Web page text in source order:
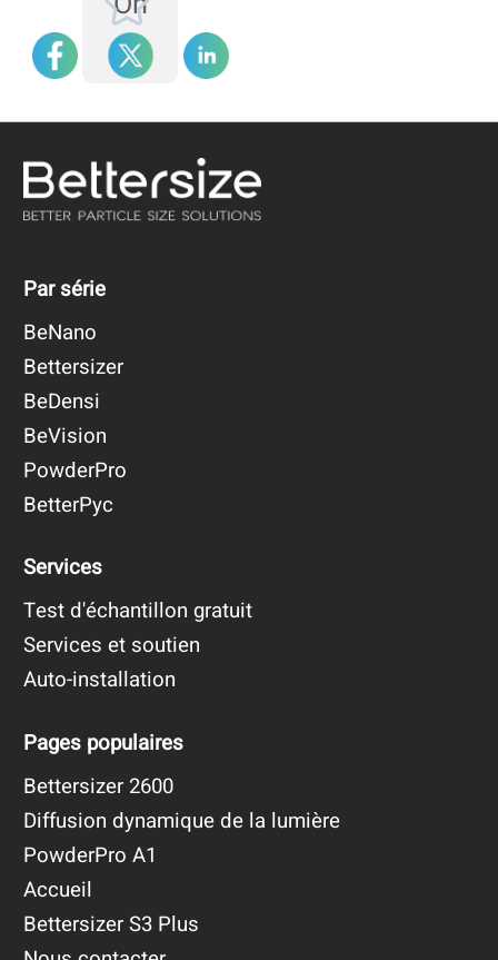
Par série
BeNano
Bettersizer
BeDensi
BeVision
PowderPro
BetterPyc
Services
Test d'échantillon gratuit
Services et soutien
Auto-installation
Pages populaires
Bettersizer 2600
Diffusion dynamique de la lumière
PowderPro A1
Accueil
Bettersizer S3 Plus